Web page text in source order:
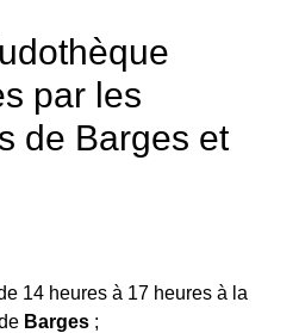
par les
de Barges et
14 heures à 17 heures à la
Barges ;